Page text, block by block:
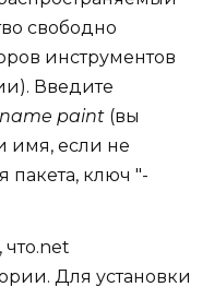
свободно
инструментов
Введите
paint (вы
имя, если не
пакета, ключ "-
Для установки